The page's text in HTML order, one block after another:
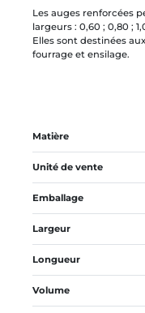
Les auges renforcées
largeurs : 0,60 ; 0,80 ;
Elles sont destinées
fourrage et ensilage.
Matière
Unité de vente
Emballage
Largeur
Longueur
Volume